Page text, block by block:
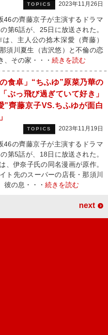
TOPICS 2023年11月26日
の齊藤京子が主演するドラマ
第6話が、25日に放送された。
、主人公の捻木深愛（齊藤）
須川夏生（吉沢悠）と不倫の恋
、その家・・・ 続きを読む
の食卓」“ちふゆ”原菜乃華の
ぶっ飛び過ぎていて好き」
”齊藤京子VS.ちふゆが面白
TOPICS 2023年11月19日
の齊藤京子が主演するドラマ
第5話が、18日に放送された。
伊奈子氏の同名漫画が原作。
ト先のスーパーの店長・那須川
彼の息・・・ 続きを読む
next